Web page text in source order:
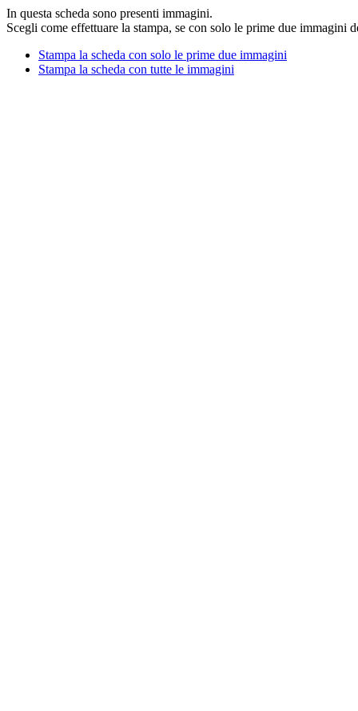
In questa scheda sono presenti immagini.
Scegli come effettuare la stampa, se con solo le prime due immagini
Stampa la scheda con solo le prime due immagini
Stampa la scheda con tutte le immagini